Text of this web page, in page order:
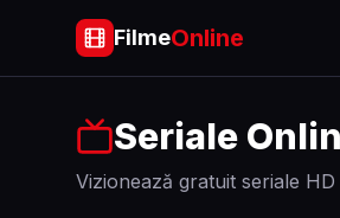
FilmeOnline
Seriale
Vizionează gratuit seriale